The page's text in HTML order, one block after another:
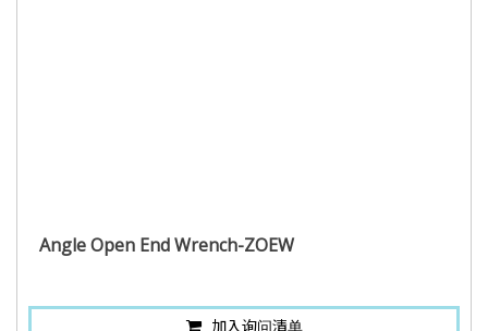
Angle Open End Wrench-ZOEW
加入询问清单